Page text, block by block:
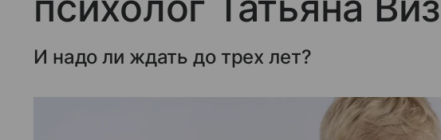
И надо ли ждать до трех лет?